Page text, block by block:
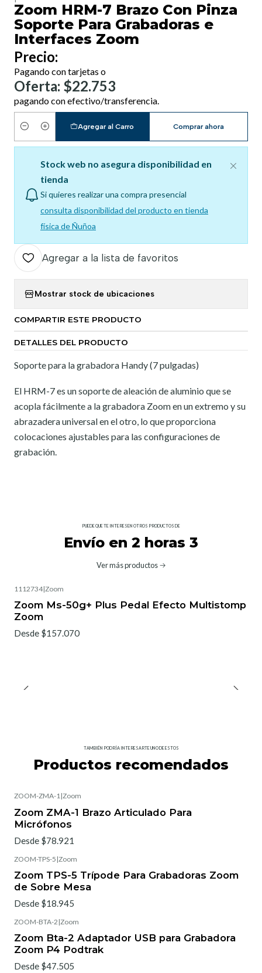
Zoom HRM-7 Brazo Con Pinza
Soporte Para Grabadoras e
Interfaces Zoom
Precio:
Pagando con tarjetas o
Oferta: $22.753
pagando con efectivo/transferencia.
Cantidad
Agregar al Carro Comprar ahora
Stock web no asegura disponibilidad en
tienda
Si quieres realizar una compra presencial
consulta disponibilidad del producto en tienda
física de Ñuñoa
Agregar a la lista de favoritos
Mostrar stock de ubicaciones
COMPARTIR ESTE PRODUCTO
DETALLES DEL PRODUCTO
Soporte para la grabadora Handy (7 pulgadas)
El HRM-7 es un soporte de aleación de aluminio que se
acopla fácilmente a la grabadora Zoom en un extremo y su
abrazadera universal en el otro, lo que proporciona
colocaciones ajustables para las configuraciones de
grabación.
PUEDE QUE TE INTERESEN OTROS PRODUCTOS DE
Envío en 2 horas 3
Ver más productos
1112734|Zoom
Zoom Ms-50g+ Plus Pedal Efecto Multistomp
Zoom
Desde $157.070
TAMBIÉN PODRÍA INTERESARTE UNO DE ESTOS
Productos recomendados
ZOOM-ZMA-1|Zoom
Zoom ZMA-1 Brazo Articulado Para
Micrófonos
Desde $78.921
ZOOM-TPS-5 |Zoom
Zoom TPS-5 Trípode Para Grabadoras Zoom
de Sobre Mesa
Desde $18.945
ZOOM-BTA-2 |Zoom
Zoom Bta-2 Adaptador USB para Grabadora
Zoom P4 Podtrak
Desde $47.505